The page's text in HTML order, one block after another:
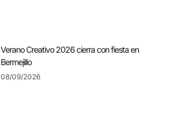
Verano Creativo 2026 cierra con fiesta en
Bermejillo
08/09/2026